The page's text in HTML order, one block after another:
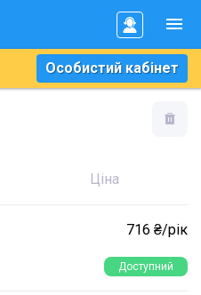
Особистий кабінет
Ціна
716 ₴/рік
Доступний